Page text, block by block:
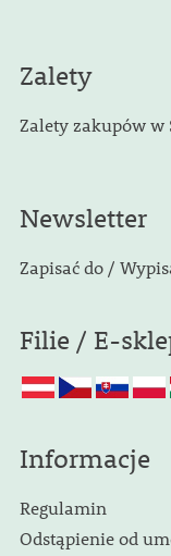
Zalety
Zalety zakupów w
Newsletter
Zapisać do /
Filie / E-
Informacje
Regulamin
Odstąpienie od